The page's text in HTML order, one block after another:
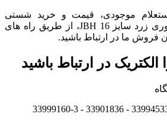
موجودی، قیمت و خرید شستی
استارت لحظه ای مینیاتوری زرد سایز 16 JBH، از طریق راه های
فروش ما در ارتباط باشید.
در ارتباط باشید